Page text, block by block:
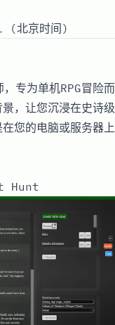
(北京时间)
专为单机RPG冒险而
，让您沉浸在史诗级
您的电脑或服务器上
Hunt